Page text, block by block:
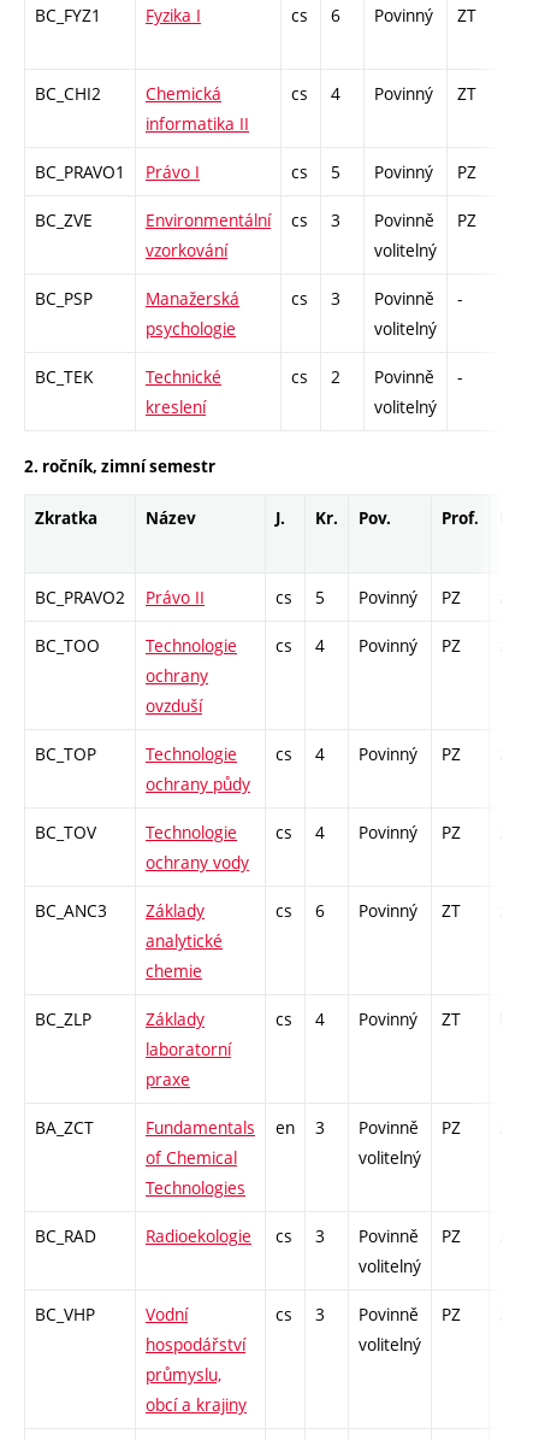
BC_FYZ1 Fyzika I cs 6 Povinný ZT
BC_CHI2
Chemická
informatika II
cs 4 Povinný ZT
BC_PRAVO1 Právo I cs 5 Povinný PZ
BC_ZVE
Environmentální
vzorkování
cs 3
Povinně
volitelný
PZ
BC_PSP
Manažerská
psychologie
cs 3
Povinně
volitelný
-
BC_TEK
Technické
kreslení
cs 2
Povinně
volitelný
-
2. ročník, zimní semestr
Zkratka Název J. Kr. Pov. Prof.
BC_PRAVO2 Právo II cs 5 Povinný PZ
BC_TOO
Technologie
ochrany
ovzduší
cs 4 Povinný PZ
BC_TOP
Technologie
ochrany půdy
cs 4 Povinný PZ
BC_TOV
Technologie
ochrany vody
cs 4 Povinný PZ
BC_ANC3
Základy
analytické
chemie
cs 6 Povinný ZT
BC_ZLP
Základy
laboratorní
praxe
cs 4 Povinný ZT
BA_ZCT
Fundamentals
of Chemical
Technologies
en 3
Povinně
volitelný
PZ
BC_RAD Radioekologie cs 3
Povinně
volitelný
PZ
BC_VHP
Vodní
hospodářství
průmyslu,
obcí a krajiny
cs 3
Povinně
volitelný
PZ